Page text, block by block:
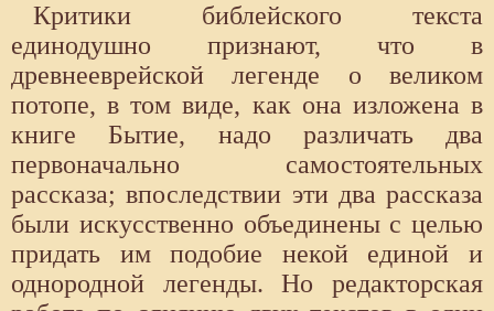
Критики библейского текста
единодушно признают, что в
древнееврейской легенде о великом
потопе, в том виде, как она изложена в
книге Бытие, надо различать два
первоначально самостоятельных
рассказа; впоследствии эти два рассказа
были искусственно объединены с целью
придать им подобие некой единой и
однородной легенды. Но редакторская